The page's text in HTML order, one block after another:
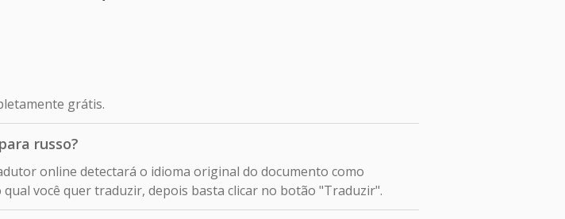
grátis.
russo?
online detectará o idioma original do documento como
você quer traduzir, depois basta clicar no botão "Traduzir".